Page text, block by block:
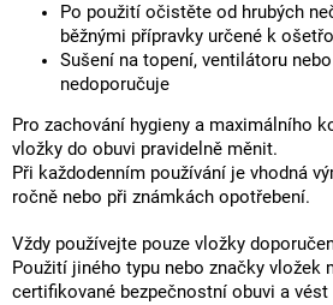
Po použití očistěte od hrubých
běžnými přípravky určené k
Sušení na topení, ventilátoru
nedoporučuje
Pro zachování hygieny a maximálního
vložky do obuvi pravidelně měnit.
Při každodenním používání je vhodná
ročně nebo při známkách opotřebení.
Vždy používejte pouze vložky
Použití jiného typu nebo značky vložek
certifikované bezpečnostní obuvi a